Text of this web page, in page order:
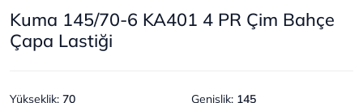
Kuma 145/70-6 KA401 4 PR Çim Bahçe
Çapa Lastiği
Yükseklik: 70 Genişlik: 145